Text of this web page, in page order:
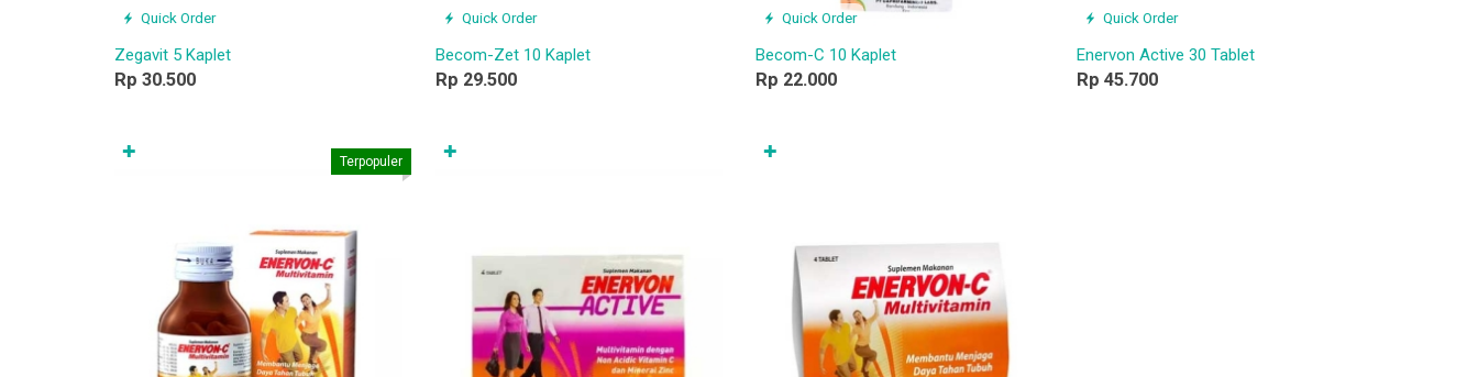
Quick Order
Zegavit 5 Kaplet
Rp 30.500
Quick Order
Becom-Zet 10 Kaplet
Rp 29.500
Quick Order
Becom-C 10 Kaplet
Rp 22.000
Quick Order
Enervon Active 30 Tablet
Rp 45.700
Terpopuler
✚ ✚ ✚